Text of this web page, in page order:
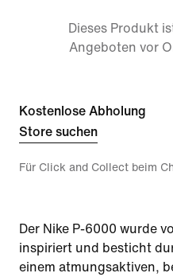
Dieses Produkt
Angeboten vor
Kostenlose Abholung
Store suchen
Für Click and Collect beim
Der Nike P-6000 wurde
inspiriert und besticht
einem atmungsaktiven,